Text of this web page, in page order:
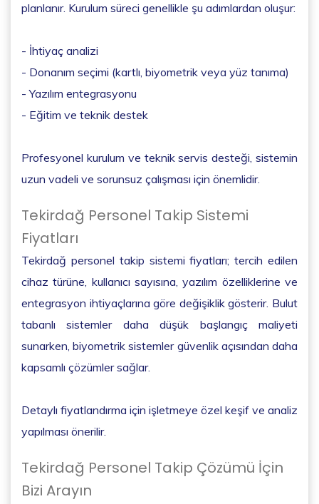
planlanır. Kurulum süreci genellikle şu adımlardan oluşur:
- İhtiyaç analizi
- Donanım seçimi (kartlı, biyometrik veya yüz tanıma)
- Yazılım entegrasyonu
- Eğitim ve teknik destek
Profesyonel kurulum ve teknik servis desteği, sistemin
uzun vadeli ve sorunsuz çalışması için önemlidir.
Tekirdağ Personel Takip Sistemi
Fiyatları
Tekirdağ personel takip sistemi fiyatları; tercih edilen
cihaz türüne, kullanıcı sayısına, yazılım özelliklerine ve
entegrasyon ihtiyaçlarına göre değişiklik gösterir. Bulut
tabanlı sistemler daha düşük başlangıç maliyeti
sunarken, biyometrik sistemler güvenlik açısından daha
kapsamlı çözümler sağlar.
Detaylı fiyatlandırma için işletmeye özel keşif ve analiz
yapılması önerilir.
Tekirdağ Personel Takip Çözümü İçin
Bizi Arayın